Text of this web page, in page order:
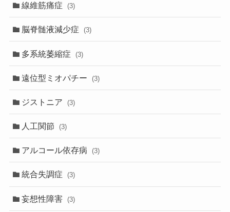
線維筋痛症 (3)
脳脊髄液減少症 (3)
多系統萎縮症 (3)
遠位型ミオパチー (3)
ジストニア (3)
人工関節 (3)
アルコール依存病 (3)
統合失調症 (3)
妄想性障害 (3)